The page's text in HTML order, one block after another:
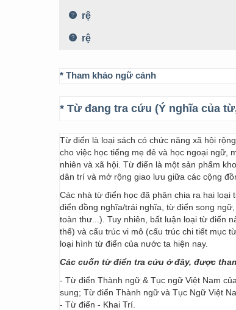
rệ
rệ
* Tham khảo ngữ cảnh
* Từ đang tra cứu (Ý nghĩa của
Từ điển là loại sách có chức năng xã hội
cho việc học tiếng mẹ đẻ và học ngoại ngữ,
nhiên và xã hội. Từ điển là một sản phẩm
dân trí và mở rộng giao lưu giữa các cộng
Các nhà từ điển học đã phân chia ra hai
điển đồng nghĩa/trái nghĩa, từ điển song
toàn thư...). Tuy nhiên, bất luận loại từ điển
thể) và cấu trúc vi mô (cấu trúc chi tiết mục
loại hình từ điển của nước ta hiện nay.
Các cuốn từ điển tra cứu ở đây, được
- Từ điển Thành ngữ & Tục ngữ Việt Nam
sung; Từ điển Thành ngữ và Tục Ngữ Việt
- Từ điển - Khai Trí.